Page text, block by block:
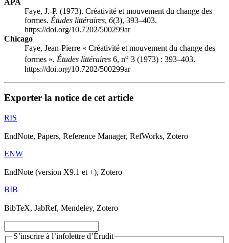
APA
Faye, J.-P. (1973). Créativité et mouvement du change des
formes. Études littéraires, 6(3), 393–403.
https://doi.org/10.7202/500299ar
Chicago
Faye, Jean-Pierre « Créativité et mouvement du change des
formes ». Études littéraires 6, no 3 (1973) : 393–403.
https://doi.org/10.7202/500299ar
Exporter la notice de cet article
RIS
EndNote, Papers, Reference Manager, RefWorks, Zotero
ENW
EndNote (version X9.1 et +), Zotero
BIB
BibTeX, JabRef, Mendeley, Zotero
S’inscrire à l’infolettre d’Érudit